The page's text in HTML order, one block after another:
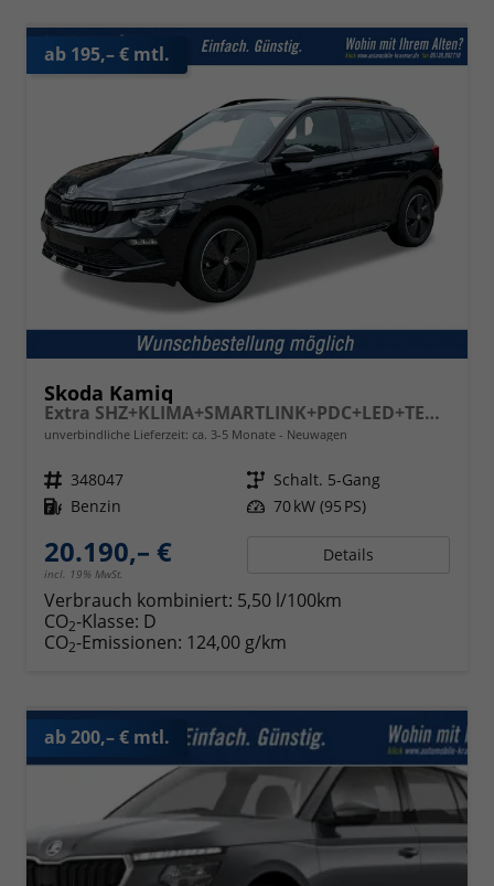
ab 195,– € mtl.
Skoda Kamiq
Extra SHZ+KLIMA+SMARTLINK+PDC+LED+TEMPOMAT
unverbindliche Lieferzeit: ca. 3-5 Monate Neuwagen
Fahrzeugnr. 348047 Getriebe Schalt. 5-Gang
Kraftstoff Benzin Leistung 70 kW (95 PS)
20.190,– €
incl. 19% MwSt.
Details
Verbrauch kombiniert: 5,50 l/100km
CO2-Klasse: D
CO2-Emissionen: 124,00 g/km
ab 200,– € mtl.